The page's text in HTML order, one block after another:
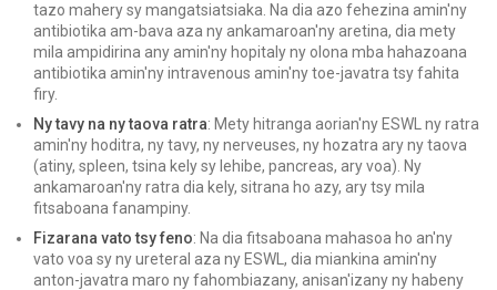
tazo mahery sy mangatsiatsiaka. Na dia azo fehezina amin'ny
antibiotika am-bava aza ny ankamaroan'ny aretina, dia mety
mila ampidirina any amin'ny hopitaly ny olona mba hahazoana
antibiotika amin'ny intravenous amin'ny toe-javatra tsy fahita
firy.
Ny tavy na ny taova ratra: Mety hitranga aorian'ny ESWL ny ratra
amin'ny hoditra, ny tavy, ny nerveuses, ny hozatra ary ny taova
(atiny, spleen, tsina kely sy lehibe, pancreas, ary voa). Ny
ankamaroan'ny ratra dia kely, sitrana ho azy, ary tsy mila
fitsaboana fanampiny.
Fizarana vato tsy feno: Na dia fitsaboana mahasoa ho an'ny
vato voa sy ny ureteral aza ny ESWL, dia miankina amin'ny
anton-javatra maro ny fahombiazany, anisan'izany ny habeny